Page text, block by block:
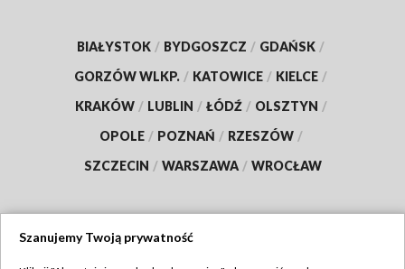
BIAŁYSTOK / BYDGOSZCZ / GDAŃSK /
GORZÓW WLKP. / KATOWICE / KIELCE /
KRAKÓW / LUBLIN / ŁÓDŹ / OLSZTYN /
OPOLE / POZNAŃ / RZESZÓW /
SZCZECIN / WARSZAWA / WROCŁAW
Szanujemy Twoją prywatność